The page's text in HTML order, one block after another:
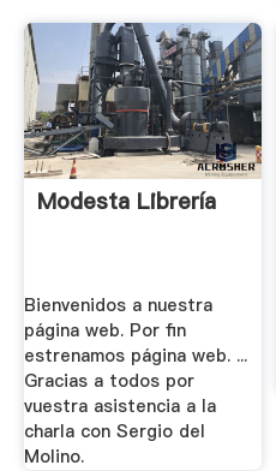
Modesta Librería
Bienvenidos a nuestra
página web. Por fin
estrenamos página web. ...
Gracias a todos por
vuestra asistencia a la
charla con Sergio del
Molino.